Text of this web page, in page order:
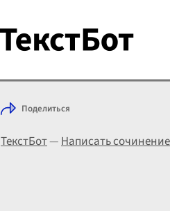
Поделиться
ТекстБот—Написать сочинение